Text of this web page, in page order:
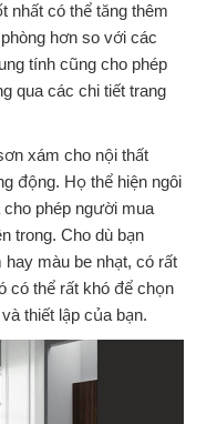
nhất có thể tăng thêm
hơn so với các
tính cũng cho phép
qua các chi tiết trang
xám cho nội thất
động. Họ thể hiện ngôi
phép người mua
trong. Cho dù bạn
màu be nhạt, có rất
có thể rất khó để chọn
thiết lập của bạn.